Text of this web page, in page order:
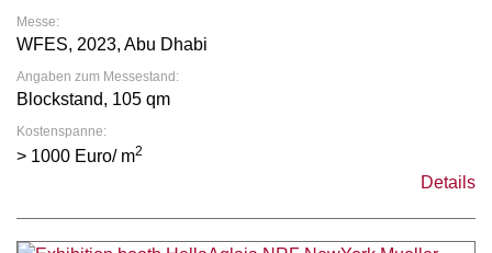
Messe:
WFES, 2023, Abu Dhabi
Angaben zum Messestand:
Blockstand, 105 qm
Kostenspanne:
> 1000 Euro/ m2
Details